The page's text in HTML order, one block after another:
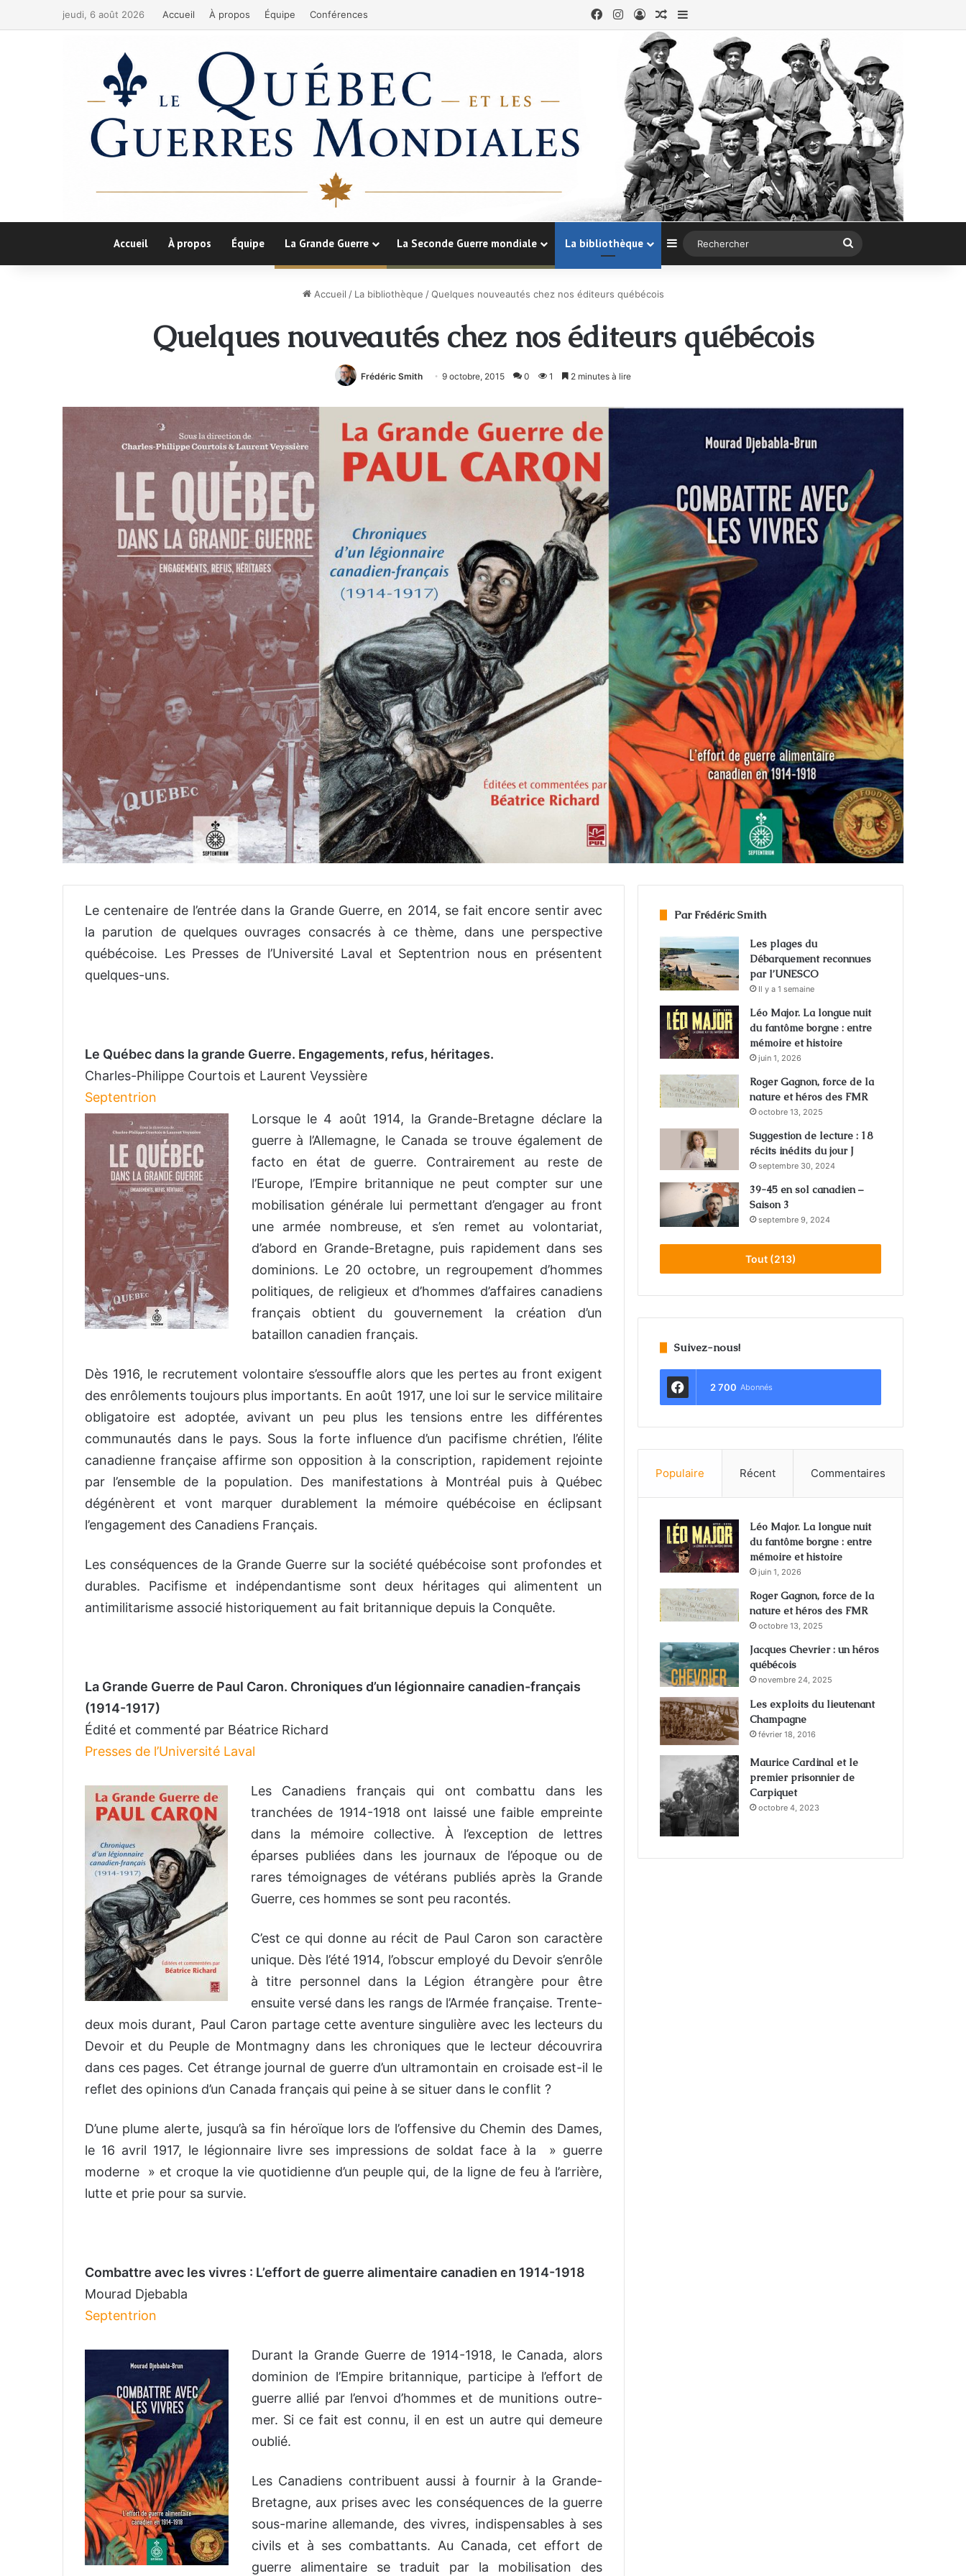
jeudi, 6 août 2026 Accueil À propos Équipe Conférences Facebook
InstagramConnexion
Article au hasard
Sidebar (barre latérale)
Accueil À propos Équipe La Grande Guerre La Seconde Guerre mondiale La bibliothèque Sidebar (barre latérale)
Accueil / La bibliothèque / Quelques nouveautés chez nos éditeurs québécois
Quelques nouveautés chez nos éditeurs québécois
Frédéric Smith 9 octobre, 2015 0 1 2 minutes à lire
Le centenaire de l’entrée dans la Grande Guerre, en 2014, se fait encore sentir avec
la parution de quelques ouvrages consacrés à ce thème, dans une perspective
québécoise. Les Presses de l’Université Laval et Septentrion nous en présentent
quelques-uns.
Le Québec dans la grande Guerre. Engagements, refus, héritages.
Charles-Philippe Courtois et Laurent Veyssière
Septentrion
Lorsque le 4 août 1914, la Grande-Bretagne déclare la
guerre à l’Allemagne, le Canada se trouve également de
facto en état de guerre. Contrairement au reste de
l’Europe, l’Empire britannique ne peut compter sur une
mobilisation générale lui permettant d’engager au front
une armée nombreuse, et s’en remet au volontariat,
d’abord en Grande-Bretagne, puis rapidement dans ses
dominions. Le 20 octobre, un regroupement d’hommes
politiques, de religieux et d’hommes d’affaires canadiens
français obtient du gouvernement la création d’un
bataillon canadien français.
Dès 1916, le recrutement volontaire s’essouffle alors que les pertes au front exigent
des enrôlements toujours plus importants. En août 1917, une loi sur le service militaire
obligatoire est adoptée, avivant un peu plus les tensions entre les différentes
communautés dans le pays. Sous la forte influence d’un pacifisme chrétien, l’élite
canadienne française affirme son opposition à la conscription, rapidement rejointe
par l’ensemble de la population. Des manifestations à Montréal puis à Québec
dégénèrent et vont marquer durablement la mémoire québécoise en éclipsant
l’engagement des Canadiens Français.
Les conséquences de la Grande Guerre sur la société québécoise sont profondes et
durables. Pacifisme et indépendantisme sont deux héritages qui alimentent un
antimilitarisme associé historiquement au fait britannique depuis la Conquête.
La Grande Guerre de Paul Caron. Chroniques d’un légionnaire canadien-français
(1914-1917)
Édité et commenté par Béatrice Richard
Presses de l’Université Laval
Les Canadiens français qui ont combattu dans les
tranchées de 1914-1918 ont laissé une faible empreinte
dans la mémoire collective. À l’exception de lettres
éparses publiées dans les journaux de l’époque ou de
rares témoignages de vétérans publiés après la Grande
Guerre, ces hommes se sont peu racontés.
C’est ce qui donne au récit de Paul Caron son caractère
unique. Dès l’été 1914, l’obscur employé du Devoir s’enrôle
à titre personnel dans la Légion étrangère pour être
ensuite versé dans les rangs de l’Armée française. Trente-
deux mois durant, Paul Caron partage cette aventure singulière avec les lecteurs du
Devoir et du Peuple de Montmagny dans les chroniques que le lecteur découvrira
dans ces pages. Cet étrange journal de guerre d’un ultramontain en croisade est-il le
reflet des opinions d’un Canada français qui peine à se situer dans le conflit ?
D’une plume alerte, jusqu’à sa fin héroïque lors de l’offensive du Chemin des Dames,
le 16 avril 1917, le légionnaire livre ses impressions de soldat face à la » guerre
moderne » et croque la vie quotidienne d’un peuple qui, de la ligne de feu à l’arrière,
lutte et prie pour sa survie.
Combattre avec les vivres : L’effort de guerre alimentaire canadien en 1914-1918
Mourad Djebabla
Septentrion
Durant la Grande Guerre de 1914-1918, le Canada, alors
dominion de l’Empire britannique, participe à l’effort de
guerre allié par l’envoi d’hommes et de munitions outre-
mer. Si ce fait est connu, il en est un autre qui demeure
oublié.
Les Canadiens contribuent aussi à fournir à la Grande-
Bretagne, aux prises avec les conséquences de la guerre
sous-marine allemande, des vivres, indispensables à ses
civils et à ses combattants. Au Canada, cet effort de
guerre alimentaire se traduit par la mobilisation des
Par Frédéric Smith
Les plages du
Débarquement reconnues
par l’UNESCO
Il y a 1 semaine
Léo Major. La longue nuit
du fantôme borgne : entre
mémoire et histoire
juin 1, 2026
Roger Gagnon, force de la
nature et héros des FMR
octobre 13, 2025
Suggestion de lecture : 18
récits inédits du jour J
septembre 30, 2024
39-45 en sol canadien –
Saison 3
septembre 9, 2024
Tout (213)
Suivez-nous!
2 700 Abonnés
Populaire Récent Commentaires
Léo Major. La longue nuit
du fantôme borgne : entre
mémoire et histoire
juin 1, 2026
Roger Gagnon, force de la
nature et héros des FMR
octobre 13, 2025
Jacques Chevrier : un héros
québécois
novembre 24, 2025
Les exploits du lieutenant
Champagne
février 18, 2016
Maurice Cardinal et le
premier prisonnier de
Carpiquet
octobre 4, 2023